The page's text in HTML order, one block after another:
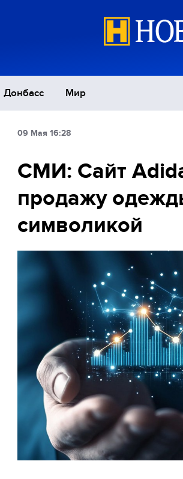
Донбасс Мир
Экономика
Спорт
09 Мая 16:28
СМИ: Сайт
продажу
символикой